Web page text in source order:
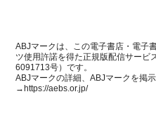
ABJマークは、この電子書店・電子
ツ使用許諾を得た正規版配信サービ
6091713号）です。
ABJマークの詳細、ABJマークを掲
→ https://aebs.or.jp/